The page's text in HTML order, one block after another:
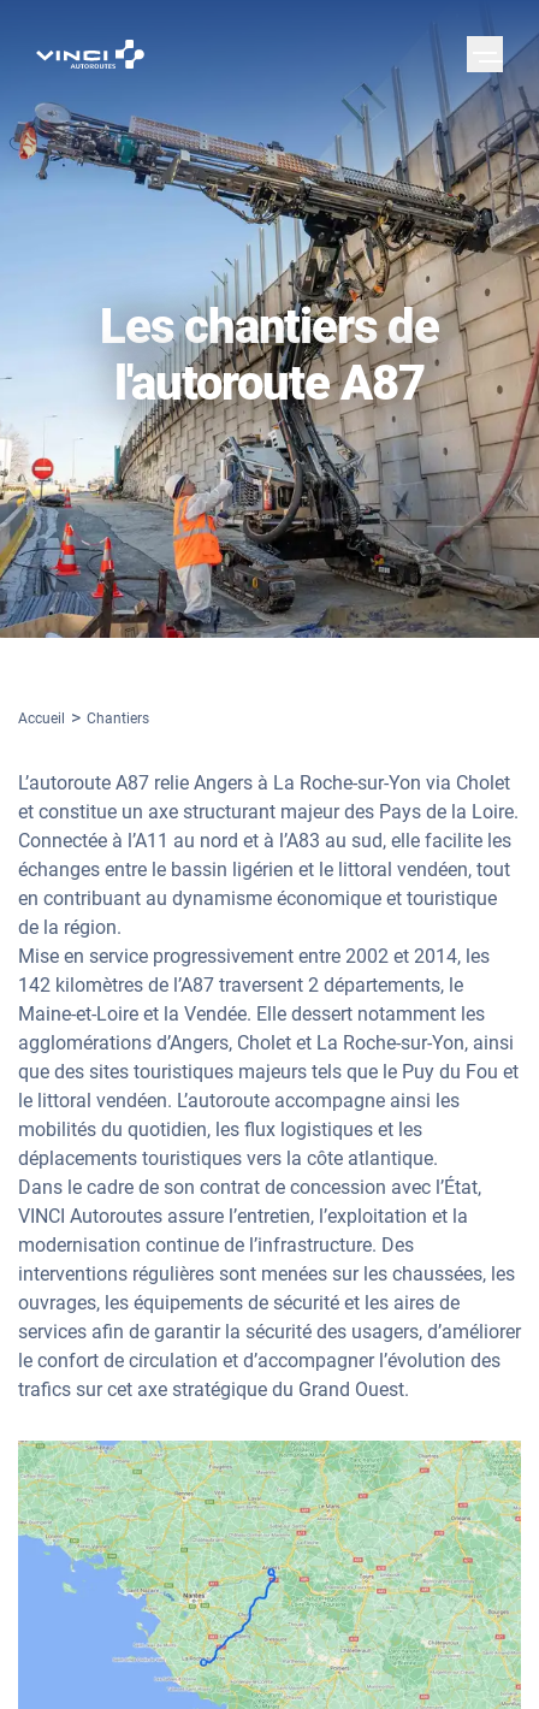
Les chantiers de
l'autoroute A87
Accueil Chantiers
L’autoroute A87 relie Angers à La Roche-sur-Yon via Cholet
et constitue un axe structurant majeur des Pays de la Loire.
Connectée à l’A11 au nord et à l’A83 au sud, elle facilite les
échanges entre le bassin ligérien et le littoral vendéen, tout
en contribuant au dynamisme économique et touristique
de la région.
Mise en service progressivement entre 2002 et 2014, les
142 kilomètres de l’A87 traversent 2 départements, le
Maine-et-Loire et la Vendée. Elle dessert notamment les
agglomérations d’Angers, Cholet et La Roche-sur-Yon, ainsi
que des sites touristiques majeurs tels que le Puy du Fou et
le littoral vendéen. L’autoroute accompagne ainsi les
mobilités du quotidien, les flux logistiques et les
déplacements touristiques vers la côte atlantique.
Dans le cadre de son contrat de concession avec l’État,
VINCI Autoroutes assure l’entretien, l’exploitation et la
modernisation continue de l’infrastructure. Des
interventions régulières sont menées sur les chaussées, les
ouvrages, les équipements de sécurité et les aires de
services afin de garantir la sécurité des usagers, d’améliorer
le confort de circulation et d’accompagner l’évolution des
trafics sur cet axe stratégique du Grand Ouest.